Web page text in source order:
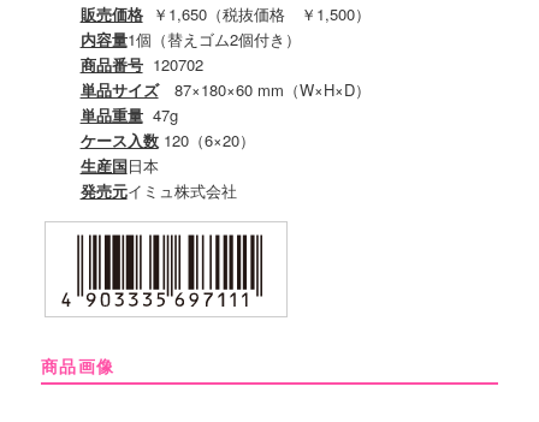
販売価格￥1,650（税抜価格 ￥1,500）
内容量1個（替えゴム2個付き）
商品番号120702
単品サイズ87×180×60 mm（W×H×D）
単品重量47g
ケース入数120（6×20）
生産国日本
発売元イミュ株式会社
商品画像